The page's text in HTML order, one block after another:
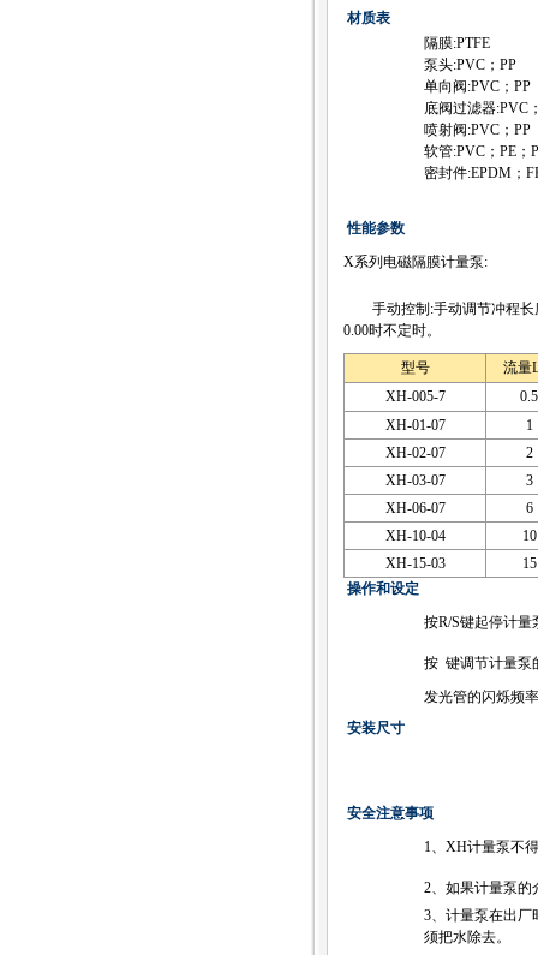
材质表
隔膜:PTFE
泵头:PVC；PP
单向阀:PVC；PP
底阀过滤器:PVC
喷射阀:PVC；PP
软管:PVC；PE；
密封件:EPDM；
性能参数
X系列电磁隔膜计量泵:
手动控制:手动调节冲程长
0.00时不定时。
型号
流量
XH-005-7
0.5
XH-01-07
1
XH-02-07
2
XH-03-07
3
XH-06-07
6
XH-10-04
10
XH-15-03
15
操作和设定
按R/S键起停计量
按 键调节计量泵
发光管的闪烁频
安装尺寸
安全注意事项
1、XH计量泵不
2、如果计量泵的
3、计量泵在出厂
须把水除去。